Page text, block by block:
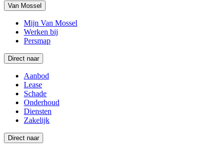
Van Mossel
Mijn Van Mossel
Werken bij
Persmap
Direct naar
Aanbod
Lease
Schade
Onderhoud
Diensten
Zakelijk
Direct naar